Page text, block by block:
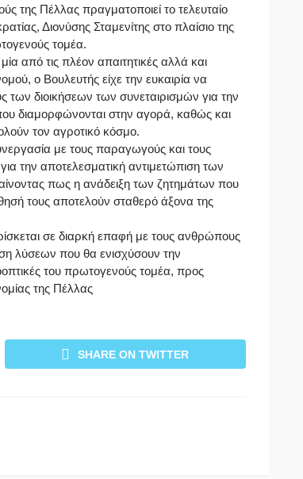
της Πέλλας πραγματοποιεί το τελευταίο
Διονύσης Σταμενίτης στο πλαίσιο της
τομέα.
από τις πλέον απαιτητικές αλλά και
ο Βουλευτής είχε την ευκαιρία να
διοικήσεων των συνεταιρισμών για την
διαμορφώνονται στην αγορά, καθώς και
τον αγροτικό κόσμο.
με τους παραγωγούς και τους
την αποτελεσματική αντιμετώπιση των
πως η ανάδειξη των ζητημάτων που
τους αποτελούν σταθερό άξονα της
σε διαρκή επαφή με τους ανθρώπους
λύσεων που θα ενισχύσουν την
του πρωτογενούς τομέα, προς
της Πέλλας
SHARE ON TWITTER